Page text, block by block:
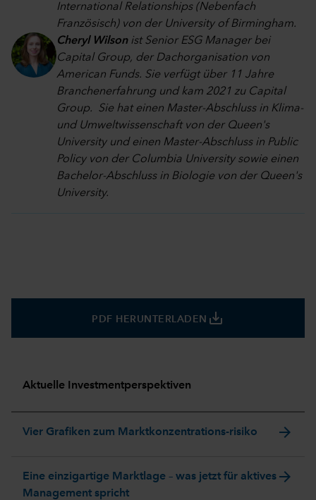
International Relationships (Nebenfach
Französisch) von der University of Birmingham.
Cheryl Wilsonist Senior ESG Manager bei
Capital Group, der Dachorganisation von
American Funds. Sie verfügt über 11 Jahre
Branchenerfahrung und kam 2021 zu Capital
Group. Sie hat einen Master-Abschluss in Klima-
und Umweltwissenschaft von der Queen's
University und einen Master-Abschluss in Public
Policy von der Columbia University sowie einen
Bachelor-Abschluss in Biologie von der Queen's
University.
PDF HERUNTERLADEN save_alt
Aktuelle Investmentperspektiven
Vier Grafiken zum Marktkonzentrations-risiko arrow_forward
Eine einzigartige Marktlage – was jetzt für aktives
Management spricht
arrow_forward